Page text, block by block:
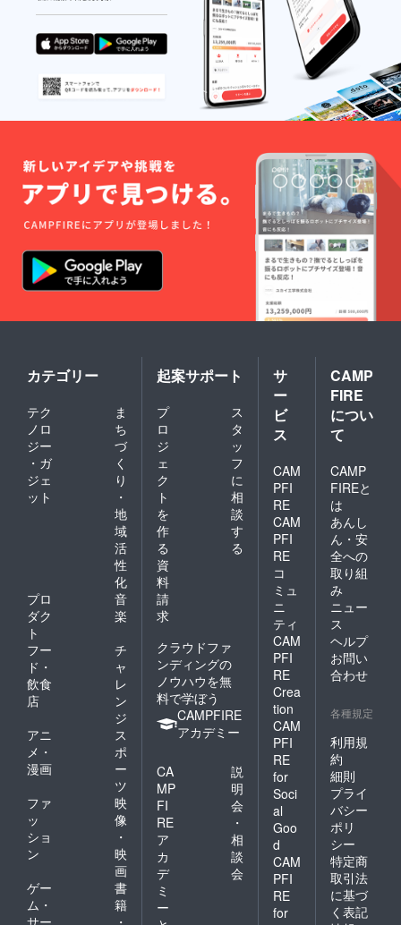
カテゴリー
テク
ノロ
ジー
・ガ
ジェ
ット
ま
ち
づ
く
り
・
地
域
活
性
化
プロ
ダク
ト
音
楽
フー
ド・
飲食
店
チ
ャ
レ
ン
ジ
アニ
メ・
漫画
ス
ポ
ー
ツ
ファ
ッ
ショ
ン
映
像
・
映
画
ゲー
ム・
書
籍
起案サポート
プ
ロ
ジ
ェ
ク
ト
を
作
る
ス
タ
ッ
フ
に
相
談
す
る
資
料
請
求
クラウドファ
ンディングの
ノウハウを無
料で学ぼう
CAMPFIRE
アカデミー
CA
MP
FI
RE
ア
カ
デ
ミ
ー
説
明
会
・
相
談
会
サ
ー
ビ
ス
CAM
PFI
RE
CAM
PFI
RE
コ
ミュ
ニ
ティ
CAM
PFI
RE
Crea
tion
CAM
PFI
RE
for
Soci
al
Goo
d
CAM
PFI
RE
for
CAMP
FIRE
につい
て
CAMP
FIREと
は
あんし
ん・安
全への
取り組
み
ニュー
ス
ヘルプ
お問い
合わせ
各種規定
利用規
約
細則
プライ
バシー
ポリ
シー
特定商
取引法
に基づ
く表記